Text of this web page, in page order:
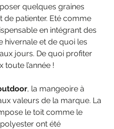
quelques graines
de patienter. Eté comme
en intégrant des
hivernale et de quoi les
jours. De quoi profiter
l’année !
, la mangeoire à
valeurs de la marque. La
le toit comme le
ont été